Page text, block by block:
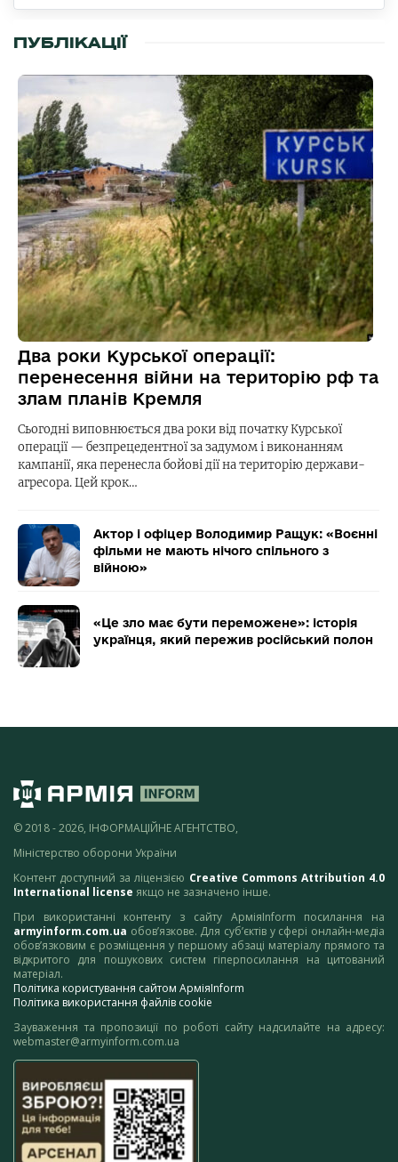
ПУБЛІКАЦІЇ
Два роки Курської операції:
перенесення війни на територію рф та
злам планів Кремля
Сьогодні виповнюється два роки від початку Курської
операції — безпрецедентної за задумом і виконанням
кампанії, яка перенесла бойові дії на територію держави-
агресора. Цей крок…
Актор і офіцер Володимир Ращук: «Воєнні
фільми не мають нічого спільного з
війною»
«Це зло має бути переможене»: історія
українця, який пережив російський полон
© 2018 - 2026, ІНФОРМАЦІЙНЕ АГЕНТСТВО,
Міністерство оборони України
Контент доступний за ліцензією Creative Commons Attribution 4.0
International license якщо не зазначено інше.
При використанні контенту з сайту АрміяInform посилання на
armyinform.com.ua обов’язкове. Для суб’єктів у сфері онлайн-медіа
обов’язковим є розміщення у першому абзаці матеріалу прямого та
відкритого для пошукових систем гіперпосилання на цитований
матеріал.
Політика користування сайтом АрміяInform
Політика використання файлів cookie
Зауваження та пропозиції по роботі сайту надсилайте на адресу:
webmaster@armyinform.com.ua